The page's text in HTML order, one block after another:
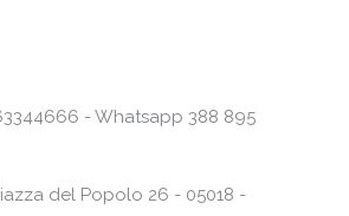
- Whatsapp 388 895
del Popolo 26 - 05018 -